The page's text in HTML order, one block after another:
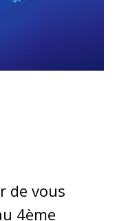
de vous
4ème